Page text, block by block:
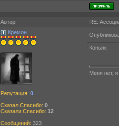
Автор
RE:
Кремон
Репутация: 0
Сказал Спасибо: 0
Сказали Спасибо: 12
Сообщений: 323
Коньяк
Меня нет,